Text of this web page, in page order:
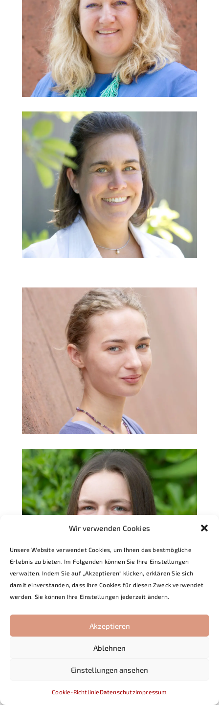
Wir verwenden Cookies
Unsere Website verwendet Cookies, um Ihnen das bestmögliche
Erlebnis zu bieten. Im Folgenden können Sie Ihre Einstellungen
verwalten. Indem Sie auf „Akzeptieren“ klicken, erklären Sie sich
damit einverstanden, dass Ihre Cookies für diesen Zweck verwendet
werden. Sie können Ihre Einstellungen jederzeit ändern.
Akzeptieren
Ablehnen
Einstellungen ansehen
Cookie-Richtlinie DatenschutzImpressum
Jasmin Klarmann
oGTS
@
Verena Kohler
Verwaltung
@
Miriam Lavender
oGTS
Hannah Lechner
Kindergarten Lechauen